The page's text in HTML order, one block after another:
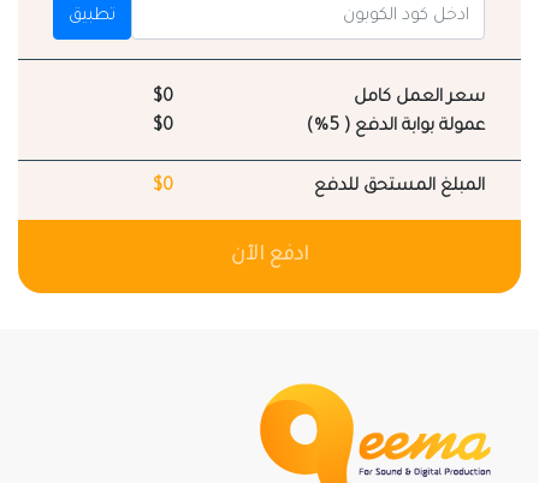
تطبيق
سعر العمل كامل
$0
عمولة بوابة الدفع ( 5%)
$0
المبلغ المستحق للدفع $0
ادفع الآن